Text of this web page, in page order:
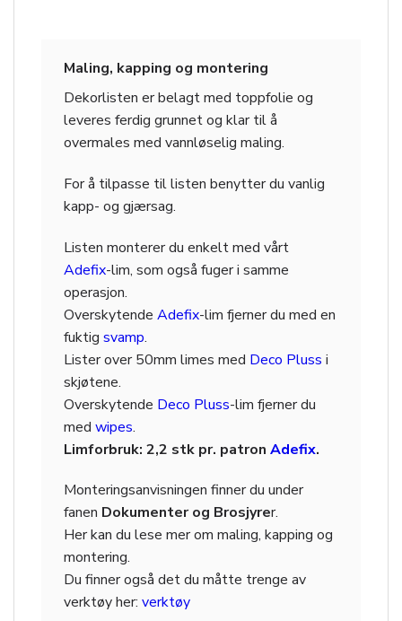
Maling, kapping og montering
Dekorlisten er belagt med toppfolie og
leveres ferdig grunnet og klar til å
overmales med vannløselig maling.
For å tilpasse til listen benytter du vanlig
kapp- og gjærsag.
Listen monterer du enkelt med vårt
Adefix-lim, som også fuger i samme
operasjon.
Overskytende Adefix-lim fjerner du med en
fuktig svamp.
Lister over 50mm limes med Deco Pluss i
skjøtene.
Overskytende Deco Pluss-lim fjerner du
med wipes.
Limforbruk: 2,2 stk pr. patron Adefix.
Monteringsanvisningen finner du under
fanen Dokumenter og Brosjyrer.
Her kan du lese mer om maling, kapping og
montering.
Du finner også det du måtte trenge av
verktøy her: verktøy